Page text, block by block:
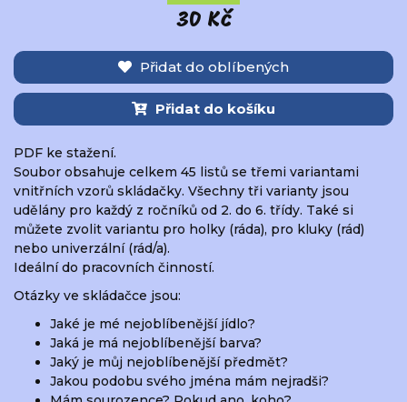
30 Kč
Přidat do oblíbených
Přidat do košíku
PDF ke stažení.
Soubor obsahuje celkem 45 listů se třemi variantami
vnitřních vzorů skládačky. Všechny tři varianty jsou
udělány pro každý z ročníků od 2. do 6. třídy. Také si
můžete zvolit variantu pro holky (ráda), pro kluky (rád)
nebo univerzální (rád/a).
Ideální do pracovních činností.
Otázky ve skládačce jsou:
Jaké je mé nejoblíbenější jídlo?
Jaká je má nejoblíbenější barva?
Jaký je můj nejoblíbenější předmět?
Jakou podobu svého jména mám nejradši?